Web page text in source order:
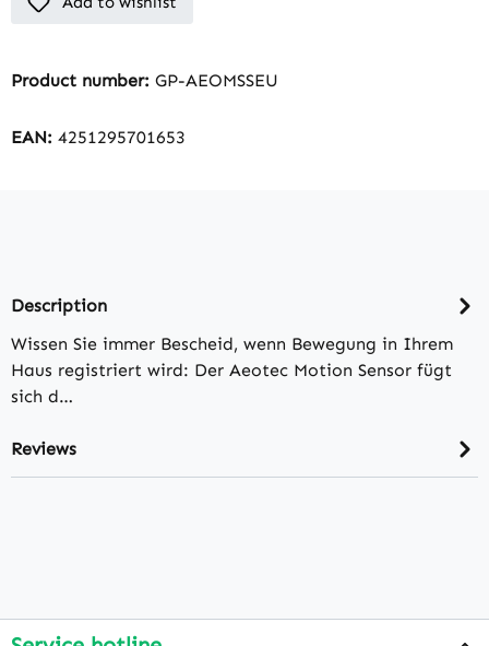
Product number: GP-AEOMSSEU
EAN: 4251295701653
Description
Wissen Sie immer Bescheid, wenn Bewegung in Ihrem
Haus registriert wird: Der Aeotec Motion Sensor fügt
sich d…
Reviews